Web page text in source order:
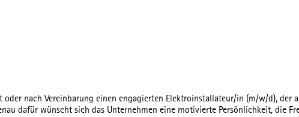
nach Vereinbarung einen engagierten Elektroinstallateur/in (m/w/d), der
dafür wünscht sich das Unternehmen eine motivierte Persönlichkeit, die